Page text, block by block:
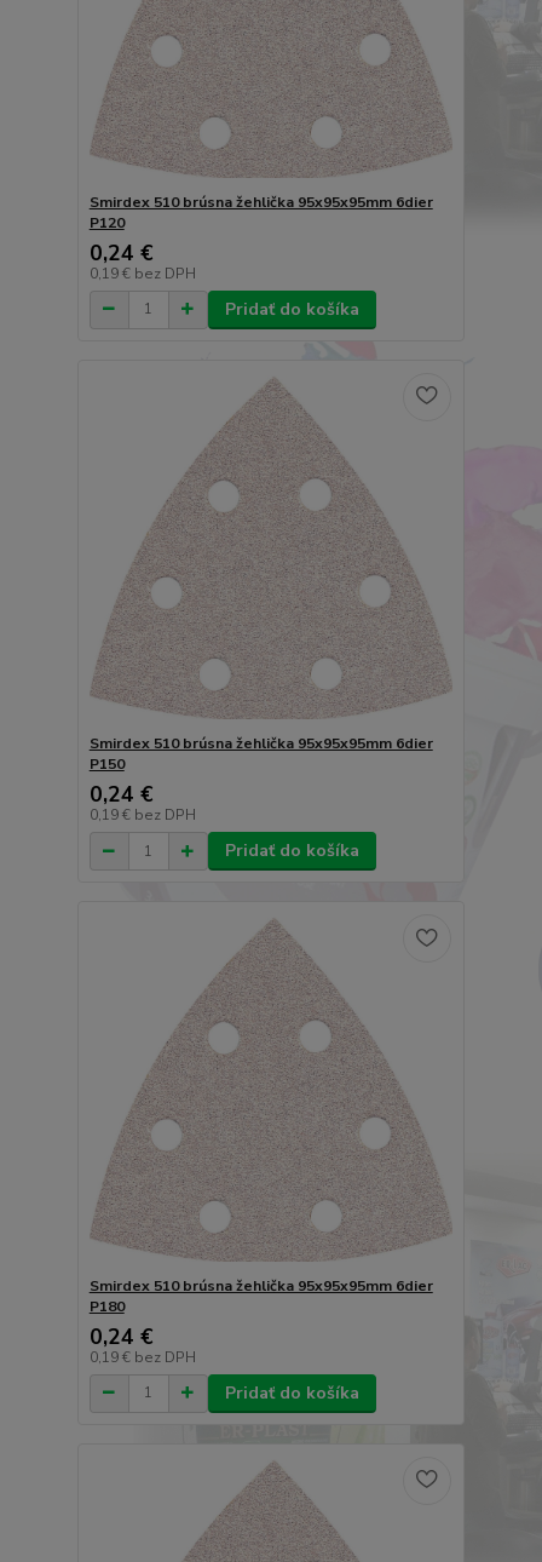
Smirdex 510 brúsna žehlička 95x95x95mm 6dier
P120
0,24 €
0,19 € bez DPH
Pridať do košíka
Smirdex 510 brúsna žehlička 95x95x95mm 6dier
P150
0,24 €
0,19 € bez DPH
Pridať do košíka
Smirdex 510 brúsna žehlička 95x95x95mm 6dier
P180
0,24 €
0,19 € bez DPH
Pridať do košíka